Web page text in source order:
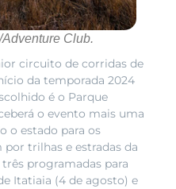
Club.
circuito de corridas de
da temporada 2024
é o Parque
o evento mais uma
o estado para os
por trilhas e estradas da
programadas para
Itatiaia (4 de agosto) e